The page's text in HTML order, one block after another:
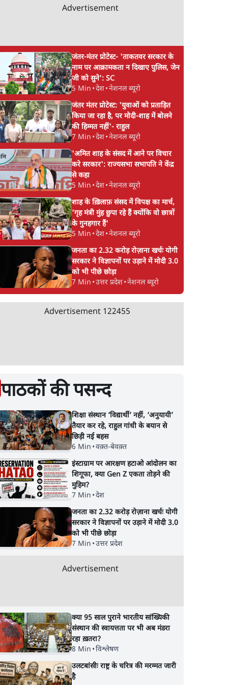
Advertisement
जंतर-मंतर प्रोटेस्ट- 'ताकतवर सरकार के
नाम पर आक्रामकता न दिखाए पुलिस, जेन
जी को सुने': SC
5 Min •देश•नेशनल ब्यूरो
जंतर मंतर प्रोटेस्ट: 'युवाओं को प्रताड़ित
किया जा रहा है, पर मोदी-शाह में बोलने
की हिम्मत नहीं'- राहुल
7 Min •देश•नेशनल ब्यूरो
'अमित शाह के संसद में आने पर विचार
करे सरकार': राज्यसभा सभापति ने केंद्र
से कहा
5 Min •देश•नेशनल ब्यूरो
शाह के ख़िलाफ़ संसद में विपक्ष का मार्च,
'गृह मंत्री मुंह छुपा रहे हैं क्योंकि वो छात्रों
के गुनहगार हैं'
5 Min •देश•नेशनल ब्यूरो
जनता का 2.32 करोड़ रोज़ाना खर्चः योगी
सरकार ने विज्ञापनों पर उड़ाने में मोदी 3.0
को भी पीछे छोड़ा
7 Min •उत्तर प्रदेश•नेशनल ब्यूरो
Advertisement 122455
पाठकों की पसन्द
शिक्षा संस्थान ‘विद्यार्थी’ नहीं, ‘अनुयायी’
तैयार कर रहे, राहुल गांधी के बयान से
छिड़ी नई बहस
6 Min •वक़्त-बेवक़्त
इंस्टाग्राम पर आरक्षण हटाओ आंदोलन का
शिगूफा, क्या Gen Z एकता तोड़ने की
मुहिम?
7 Min •देश
जनता का 2.32 करोड़ रोज़ाना खर्चः योगी
सरकार ने विज्ञापनों पर उड़ाने में मोदी 3.0
को भी पीछे छोड़ा
7 Min •उत्तर प्रदेश
Advertisement
क्या 95 साल पुराने भारतीय सांख्यिकी
संस्थान की स्वायत्तता पर भी अब मंडरा
रहा ख़तरा?
8 Min •विश्लेषण
उलटबांसीः राष्ट्र के चरित्र की मरम्मत जारी
है